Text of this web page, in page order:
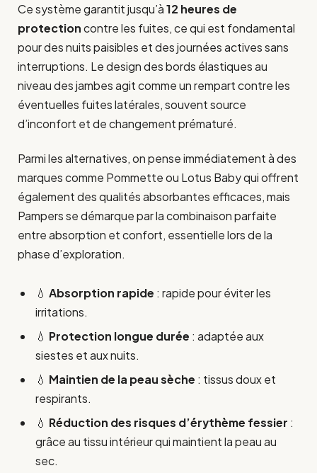
Ce système garantit jusqu’à12 heures de
protectioncontre les fuites, ce qui est fondamental
pour des nuits paisibles et des journées actives sans
interruptions. Le design des bords élastiques au
niveau des jambes agit comme un rempart contre les
éventuelles fuites latérales, souvent source
d’inconfort et de changement prématuré.
Parmi les alternatives, on pense immédiatement à des
marques comme Pommette ou Lotus Baby qui offrent
également des qualités absorbantes efficaces, mais
Pampers se démarque par la combinaison parfaite
entre absorption et confort, essentielle lors de la
phase d’exploration.
💧 Absorption rapide : rapide pour éviter les
irritations.
💧 Protection longue durée : adaptée aux
siestes et aux nuits.
💧 Maintien de la peau sèche : tissus doux et
respirants.
💧 Réduction des risques d’érythème fessier :
grâce au tissu intérieur qui maintient la peau au
sec.